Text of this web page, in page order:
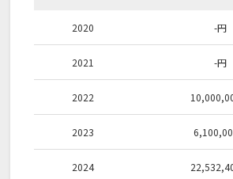
2020 -円
2021 -円
2022
2023
2024